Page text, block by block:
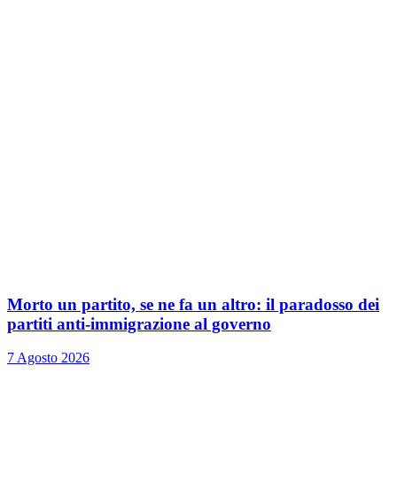
Morto un partito, se ne fa un altro: il paradosso dei
partiti anti-immigrazione al governo
7 Agosto 2026